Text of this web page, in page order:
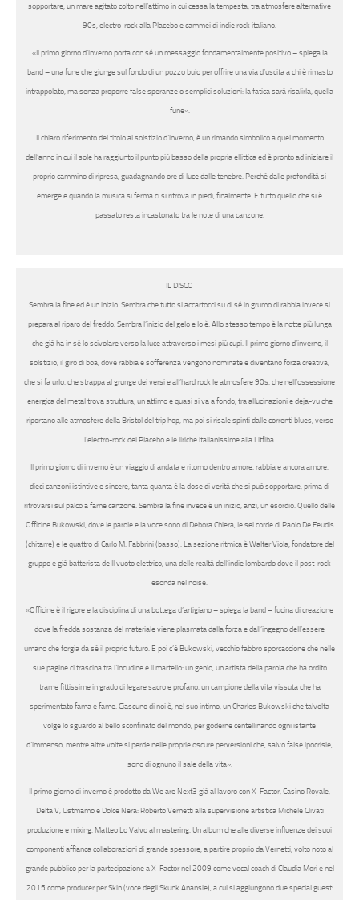
sopportare, un mare agitato colto nell’attimo in cui cessa la tempesta, tra atmosfere alternative
90s, electro-rock alla Placebo e cammei di indie rock italiano.
«Il primo giorno d’invernoporta con sé un messaggio fondamentalmente positivo– spiega la
band –una fune che giunge sul fondo di un pozzo buio per offrire una via d’uscita a chi è rimasto
intrappolato, ma senza proporre false speranze o semplici soluzioni: la fatica sarà risalirla, quella
fune».
Il chiaro riferimento del titolo al solstizio d’inverno, è un rimando simbolico a quel momento
dell’anno in cui il sole ha raggiunto il punto più basso della propria ellittica ed è pronto ad iniziare il
proprio cammino di ripresa, guadagnando ore di luce dalle tenebre. Perché dalle profondità si
emerge e quando la musica si ferma ci si ritrova in piedi, finalmente. E tutto quello che si è
passato resta incastonato tra le note di una canzone.
IL DISCO
Sembra la fine ed è un inizio. Sembra che tutto si accartocci su di sé in grumo di rabbia invece si
prepara al riparo del freddo. Sembra l’inizio del gelo e lo è. Allo stesso tempo è la notte più lunga
che già ha in sé lo scivolare verso la luce attraverso i mesi più cupi. Il primo giorno d’inverno, il
solstizio, il giro di boa, dove rabbia e sofferenza vengono nominate e diventano forza creativa,
che si fa urlo, che strappa al grunge dei versi e all’hard rock leatmosfere 90s, che nell’ossessione
energica del metal trova struttura; un attimo e quasi si va a fondo, tra allucinazioni e deja-vu che
riportano alle atmosfere della Bristol deltrip hop, ma poi si risale spinti dalle correnti blues, verso
l’electro-rock dei Placeboe le liriche italianissime alla Litfiba.
Il primo giorno di invernoè un viaggio di andata e ritorno dentro amore, rabbia e ancora amore,
dieci canzoni istintive e sincere, tanta quanta è la dose di verità che si può sopportare, prima di
ritrovarsi sul palco a farne canzone. Sembra la fine invece è un inizio, anzi, un esordio. Quello delle
Officine Bukowski, dove le parole e la voce sono di Debora Chiera, le sei corde di Paolo De Feudis
(chitarre) e le quattro diCarlo M. Fabbrini(basso). La sezione ritmica èWalter Viola, fondatore del
gruppo e già batterista de Il vuoto elettrico,una delle realtà dell’indie lombardo dove il post-rock
esonda nel noise.
«Officine è il rigore e la disciplina di una bottega d’artigiano –spiega la band– fucina di creazione
dove la fredda sostanza del materiale viene plasmata dalla forza e dall’ingegno dell’essere
umano che forgia da sé il proprio futuro. E poi c’è Bukowski, vecchio fabbro sporcaccione che nelle
sue pagine ci trascina tra l’incudine e il martello: un genio, un artista della parola che ha ordito
trame fittissime in grado di legare sacro e profano, un campione della vita vissuta che ha
sperimentato fama e fame. Ciascuno di noi è, nel suo intimo, un Charles Bukowski che talvolta
volge lo sguardo al bello sconfinato del mondo, per goderne centellinando ogni istante
d’immenso, mentre altre volte si perde nelle proprie oscure perversioni che, salvo false ipocrisie,
sono di ognuno il sale della vita».
Il primo giorno di invernoè prodotto daWe are Next3 già al lavoro conX-Factor, Casino Royale,
Delta V, Ustmamoe Dolce Nera: Roberto Vernetti alla supervisione artistica Michele Clivati
produzione e mixing, Matteo Lo Valvoal mastering.Un album che alle diverse influenze dei suoi
componenti affianca collaborazioni di grande spessore, a partire proprio daVernetti, volto noto al
grande pubblico per la partecipazione a X-Factor nel 2009 come vocal coach diClaudia Morie nel
2015 come producer perSkin(voce degliSkunk Anansie), a cui si aggiungono due special guest: